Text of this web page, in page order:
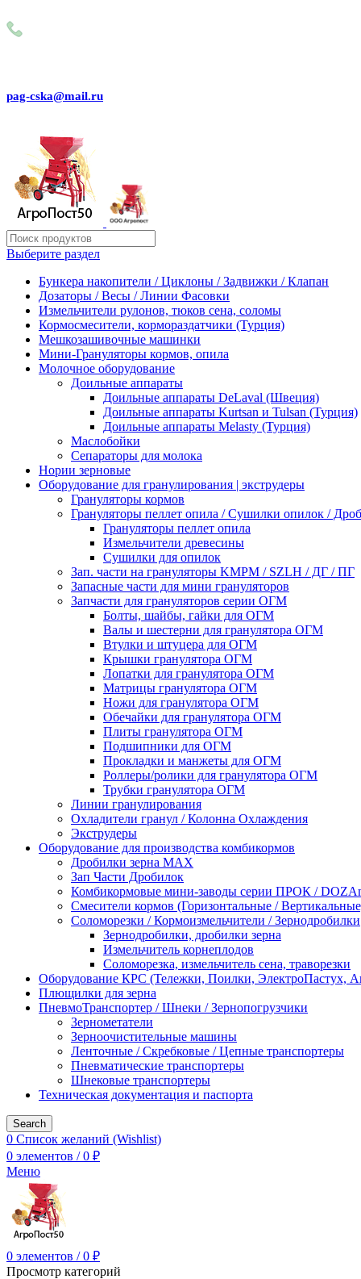
pag-cska@mail.ru
Выберите раздел
Бункера накопители / Циклоны / Задвижки / Клапан
Дозаторы / Весы / Линии Фасовки
Измельчители рулонов, тюков сена, соломы
Кормосмесители, кормораздатчики (Турция)
Мешкозашивочные машинки
Мини-Грануляторы кормов, опила
Молочное оборудование
Доильные аппараты
Доильные аппараты DeLaval (Швеция)
Доильные аппараты Kurtsan и Tulsan (Турция)
Доильные аппараты Melasty (Турция)
Маслобойки
Сепараторы для молока
Нории зерновые
Оборудование для гранулирования | экструдеры
Грануляторы кормов
Грануляторы пеллет опила / Сушилки опилок /
Грануляторы пеллет опила
Измельчители древесины
Сушилки для опилок
Зап. части на грануляторы KMPM / SZLH / ДГ / ПГ
Запасные части для мини грануляторов
Запчасти для грануляторов серии ОГМ
Болты, шайбы, гайки для ОГМ
Валы и шестерни для гранулятора ОГМ
Втулки и штуцера для ОГМ
Крышки гранулятора ОГМ
Лопатки для гранулятора ОГМ
Матрицы гранулятора ОГМ
Ножи для гранулятора ОГМ
Обечайки для гранулятора ОГМ
Плиты гранулятора ОГМ
Подшипники для ОГМ
Прокладки и манжеты для ОГМ
Роллеры/ролики для гранулятора ОГМ
Трубки гранулятора ОГМ
Линии гранулирования
Охладители гранул / Колонна Охлаждения
Экструдеры
Оборудование для производства комбикормов
Дробилки зерна МАХ
Зап Части Дробилок
Комбикормовые мини-заводы серии ПРОК /
Смесители кормов (Горизонтальные /
Соломорезки / Кормоизмельчители / Зернодробилки
Зернодробилки, дробилки зерна
Измельчитель корнеплодов
Соломорезка, измельчитель сена, траворезки
Оборудование КРС (Тележки, Поилки, ЭлектроПастух,
Плющилки для зерна
ПневмоТранспортер / Шнеки / Зернопогрузчики
Зернометатели
Зерноочистительные машины
Ленточные / Скребковые / Цепные транспортеры
Пневматические транспортеры
Шнековые транспортеры
Техническая документация и паспорта
Search
0 Список желаний (Wishlist)
0 элементов / 0 ₽
Меню
0 элементов / 0 ₽
Просмотр категорий